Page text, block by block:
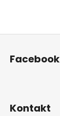
Facebook
Kontakt